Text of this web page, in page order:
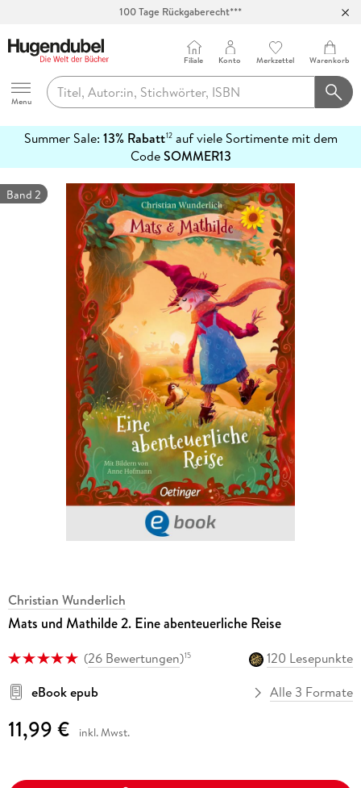
100 Tage Rückgaberecht***
Hugendubel
Menu
Filiale Konto Merkzettel Warenkorb
Summer Sale: 13% Rabatt12auf viele Sortimente mit dem
CodeSOMMER13
erfahren
Band 2
Christian Wunderlich
Mats und Mathilde 2. Eine abenteuerliche Reise
(26 Bewertungen)15
120 Lesepunkte
eBook epub
Alle 3 Formate
11,99 € inkl. Mwst.